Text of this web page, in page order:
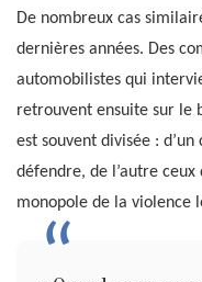
De nombreux cas
dernières années. Des
automobilistes qui
retrouvent ensuite sur le
est souvent divisée :
défendre, de l’autre
monopole de la violence